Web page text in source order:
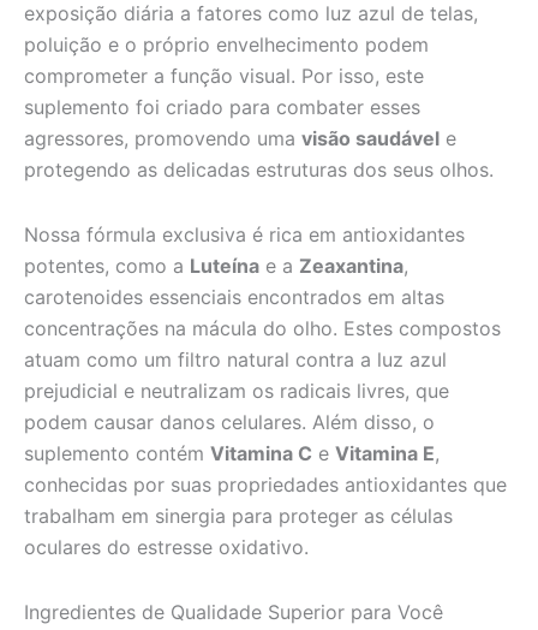
exposição diária a fatores como luz azul de telas,
poluição e o próprio envelhecimento podem
comprometer a função visual. Por isso, este
suplemento foi criado para combater esses
agressores, promovendo uma visão saudável e
protegendo as delicadas estruturas dos seus olhos.
Nossa fórmula exclusiva é rica em antioxidantes
potentes, como a Luteína e a Zeaxantina,
carotenoides essenciais encontrados em altas
concentrações na mácula do olho. Estes compostos
atuam como um filtro natural contra a luz azul
prejudicial e neutralizam os radicais livres, que
podem causar danos celulares. Além disso, o
suplemento contém Vitamina C e Vitamina E,
conhecidas por suas propriedades antioxidantes que
trabalham em sinergia para proteger as células
oculares do estresse oxidativo.
Ingredientes de Qualidade Superior para Você